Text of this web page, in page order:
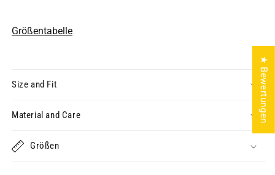
Größentabelle
Size and Fit
Material and Care
Größen
★ Bewertungen